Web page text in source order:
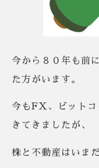
今から８０年も前
た方がいます。
今もFX、ビットコ
きてきましたが、
株と不動産はいま